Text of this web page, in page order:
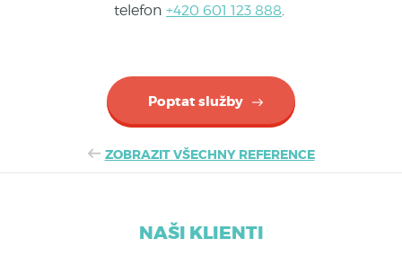
telefon +420 601 123 888
Poptat služby
ZOBRAZIT VŠECHNY REFERENCE
NAŠI KLIENTI